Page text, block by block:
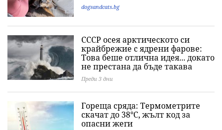
dogsandcats.bg
СССР осея арктическото си
крайбрежие с ядрени фарове:
Това беше отлична идея... докато
не престана да бъде такава
Преди 3 дни
Гореща сряда: Термометрите
скачат до 38°C, жълт код за
опасни жеги